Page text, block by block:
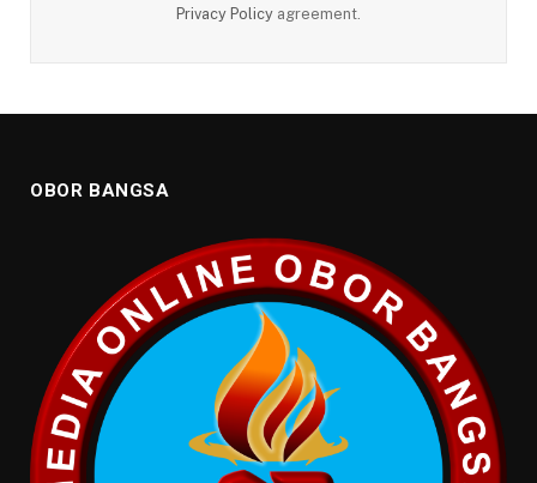
Privacy Policy agreement.
OBOR BANGSA